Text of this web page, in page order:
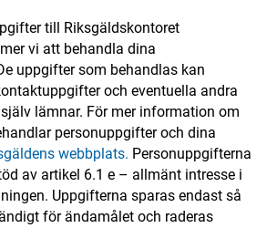
till Riksgäldskontoret
vi att behandla dina
uppgifter som behandlas kan
och eventuella andra
lämnar. För mer information om
personuppgifter och dina
webbplats. Personuppgifterna
av artikel 6.1 e – allmänt intresse i
Uppgifterna sparas endast så
för ändamålet och raderas